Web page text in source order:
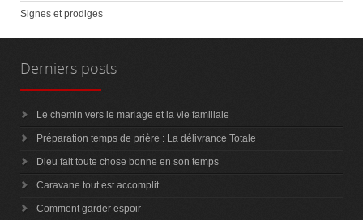
Signes et prodiges
Derniers posts
Le chemin vers le mariage et la vie familiale
Préparation temps de prière : La délivrance Totale
Dieu fait toute chose bonne en son temps
Caravane tout est accomplit
Comment garder espoir